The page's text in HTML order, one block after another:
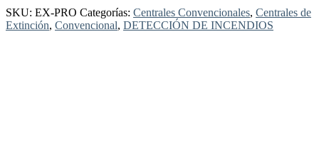
SKU: EX-PRO Categorías: Centrales Convencionales, Centrales de
Extinción, Convencional, DETECCIÓN DE INCENDIOS